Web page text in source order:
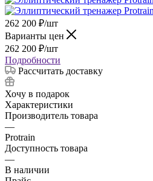
262 200 ₽/шт
Варианты цен
262 200 ₽/шт
Подробности
Рассчитать доставку
Хочу в подарок
Характеристики
Производитель товара
—
Protrain
Доступность товара
—
В наличии